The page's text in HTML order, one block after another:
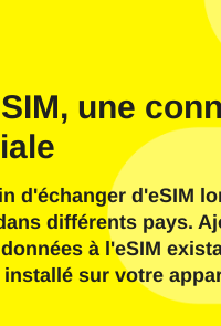
une
d'échanger d'eSIM
différents pays.
à l'eSIM
installé sur votre
:
Nouveau
de l’adresse
Code OTP
vous avec